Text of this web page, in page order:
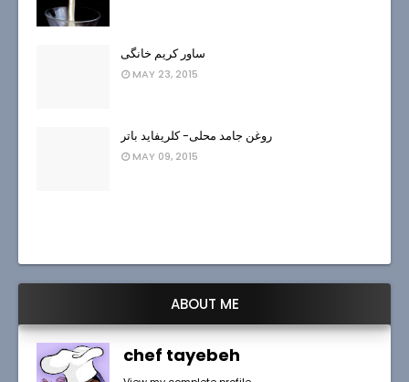
ساور کریم خانگی
MAY 23, 2015
روغن جامد محلی- کلریفاید باتر
MAY 09, 2015
ABOUT ME
chef tayebeh